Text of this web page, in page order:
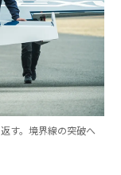
す。境界線の突破へ